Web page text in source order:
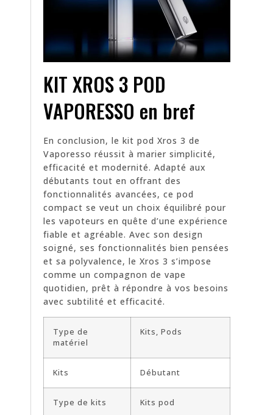
KIT XROS 3 POD
VAPORESSO en bref
En conclusion, le kit pod Xros 3 de
Vaporesso réussit à marier simplicité,
efficacité et modernité. Adapté aux
débutants tout en offrant des
fonctionnalités avancées, ce pod
compact se veut un choix équilibré pour
les vapoteurs en quête d’une expérience
fiable et agréable. Avec son design
soigné, ses fonctionnalités bien pensées
et sa polyvalence, le Xros 3 s’impose
comme un compagnon de vape
quotidien, prêt à répondre à vos besoins
avec subtilité et efficacité.
Type de
matériel
Kits, Pods
Kits Débutant
Type de kits Kits pod